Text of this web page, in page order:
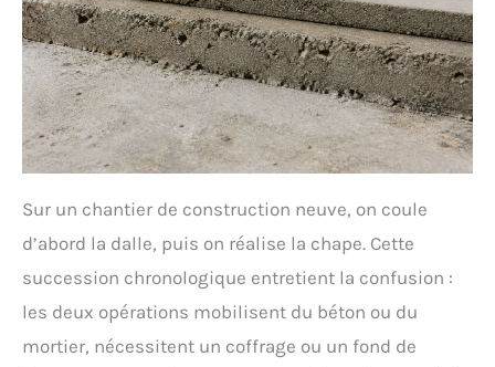
Sur un chantier de construction neuve, on coule
d’abord la dalle, puis on réalise la chape. Cette
succession chronologique entretient la confusion :
les deux opérations mobilisent du béton ou du
mortier, nécessitent un coffrage ou un fond de